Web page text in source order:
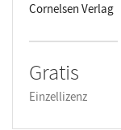
Cornelsen Verlag
Gratis
Einzellizenz